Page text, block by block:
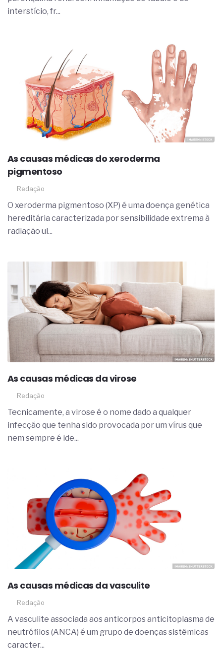
interstício, fr...
As causas médicas do xeroderma
pigmentoso
Redação
O xeroderma pigmentoso (XP) é uma doença genética
hereditária caracterizada por sensibilidade extrema à
radiação ul...
As causas médicas da virose
Redação
Tecnicamente, a virose é o nome dado a qualquer
infecção que tenha sido provocada por um vírus que
nem sempre é ide...
As causas médicas da vasculite
Redação
A vasculite associada aos anticorpos anticitoplasma de
neutrófilos (ANCA) é um grupo de doenças sistêmicas
caracter...